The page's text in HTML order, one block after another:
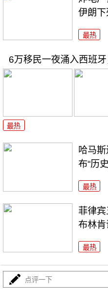
伊朗下
最热
6万移民一夜涌入西班
最热
哈马
布“历
最热
菲律宾
布林
最热
爱国者
沙特
点评一下